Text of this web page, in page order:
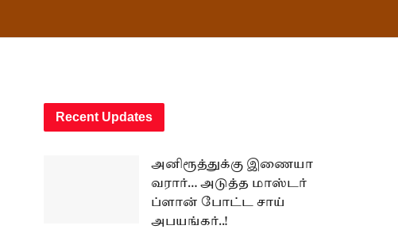
Recent Updates
அனிரூத்துக்கு இணையா
வரார்… அடுத்த மாஸ்டர்
ப்ளான் போட்ட சாய்
அபயங்கர்..!